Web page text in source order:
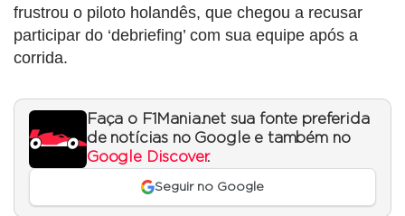
frustrou o piloto holandês, que chegou a recusar
participar do ‘debriefing’ com sua equipe após a
corrida.
Faça o F1Mania.net sua fonte preferida
de notícias no Google e também no
Google Discover.
Seguir no Google